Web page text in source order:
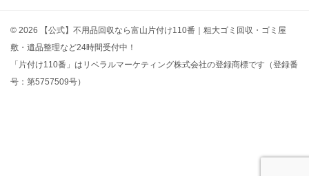
© 2026 【公式】不用品回収なら富山片付け110番｜粗大ゴミ回収・ゴミ屋
敷・遺品整理など24時間受付中！
「片付け110番」はリベラルマーケティング株式会社の登録商標です（登録番
号：第5757509号）